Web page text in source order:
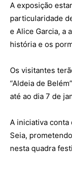
A exposição
particularidade
e Alice Garcia, a
história e os
Os visitantes
“Aldeia de
até ao dia 7 de
A iniciativa conta
Seia,
nesta quadra